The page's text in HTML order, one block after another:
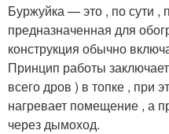
Буржуйка — это , по сути ,
предназначенная для
конструкция обычно
Принцип работы
всего дров ) в топке , при
нагревает помещение , а
через дымоход.